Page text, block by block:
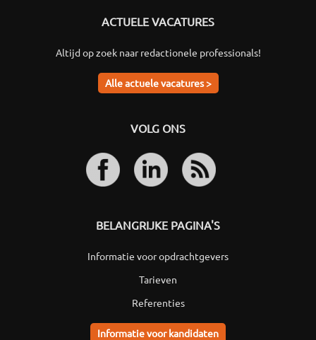
ACTUELE VACATURES
Altijd op zoek naar redactionele professionals!
Alle actuele vacatures >
VOLG ONS
BELANGRIJKE PAGINA'S
Informatie voor opdrachtgevers
Tarieven
Referenties
Informatie voor kandidaten